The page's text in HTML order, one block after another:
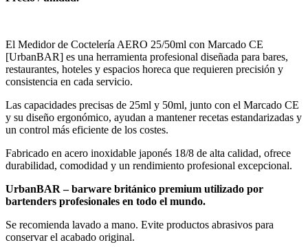
El Medidor de Coctelería AERO 25/50ml con Marcado CE
[UrbanBAR] es una herramienta profesional diseñada para bares,
restaurantes, hoteles y espacios horeca que requieren precisión y
consistencia en cada servicio.
Las capacidades precisas de 25ml y 50ml, junto con el Marcado CE
y su diseño ergonómico, ayudan a mantener recetas estandarizadas y
un control más eficiente de los costes.
Fabricado en acero inoxidable japonés 18/8 de alta calidad, ofrece
durabilidad, comodidad y un rendimiento profesional excepcional.
UrbanBAR – barware británico premium utilizado por
bartenders profesionales en todo el mundo.
Se recomienda lavado a mano. Evite productos abrasivos para
conservar el acabado original.